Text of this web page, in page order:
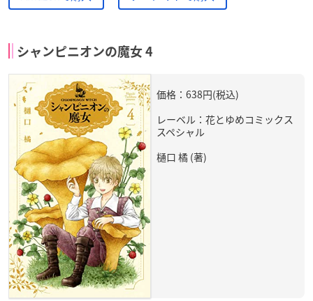
シャンピニオンの魔女 4
価格：638円(税込)
レーベル：花とゆめコミックス
スペシャル
樋口 橘 (著)